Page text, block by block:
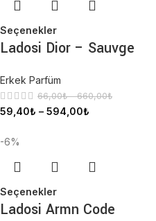
Seçenekler
Ladosi Dior – Sauvge
Erkek Parfüm
66,00₺ –660,00₺
59,40₺ – 594,00₺
-6%
Seçenekler
Ladosi Armn Code